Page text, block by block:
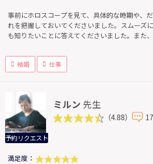
事前にホロスコープを見て、具体的な時期や、
れを把握しておいてくださいました。スムーズ
も知りたいことに答えてくださいました。また
結婚 仕事
予約リクエスト
ミルン 先生
（4.88）
満足度：